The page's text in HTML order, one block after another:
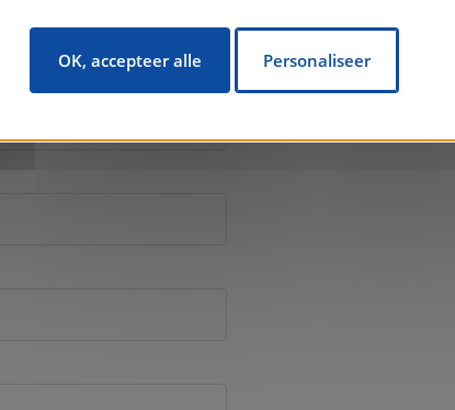
OK, accepteer alle Personaliseer